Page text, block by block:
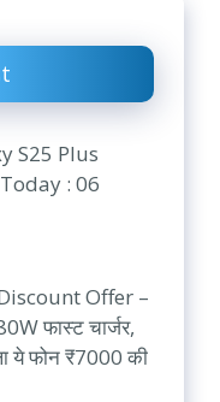
S25 Plus
: 06
Offer –
फास्ट चार्जर,
ये फोन ₹7000 की